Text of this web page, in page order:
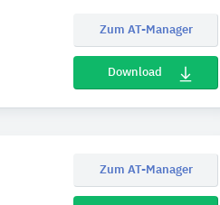
Zum AT-Manager
Download
Zum AT-Manager